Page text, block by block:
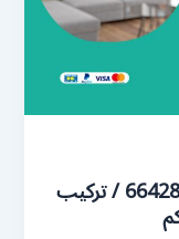
رقم فني كاميرات الصباحية / 66428585 / تركيب